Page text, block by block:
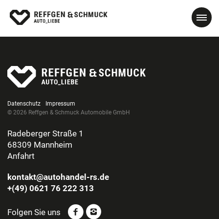
Datenschutz
Impressum
© 2026 Reffgen & Schmuck Automobile GmbH
Radeberger Straße 1
68309 Mannheim
Anfahrt
kontakt@autohandel-rs.de
+(49) 0621 76 222 313
Folgen Sie uns